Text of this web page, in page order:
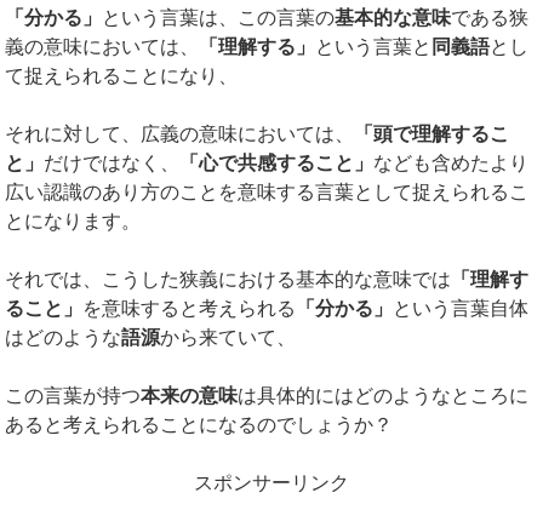
「分かる」 という言葉は、この言葉の基本的な意味である狭
義の意味においては、
「理解する」 という言葉と 同義語とし
て捉えられることになり、
それに対して、広義の意味においては、
「頭で理解するこ
と」 だけではなく、 「心で共感すること」 なども含めたより
広い認識のあり方のことを意味する言葉として捉えられるこ
とになります。
それでは、こうした狭義における基本的な意味では 「理解す
ること」 を意味すると考えられる 「分かる」 という言葉自体
はどのような語源から来ていて、
この言葉が持つ本来の意味は具体的にはどのようなところに
あると考えられることになるのでしょうか？
スポンサーリンク